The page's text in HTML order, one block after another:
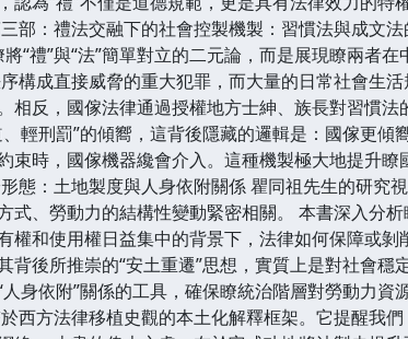
部：禮法交融下的社會控製機製：習慣法與成文
“禮”與“法”簡單對立的二元論，而是展現瞭兩者
構成直接威脅的重大犯罪，而大量的日常社會生
反，國傢法律通過授權地方士紳、族長對習慣法
輕刑罰”的傾嚮，這背後隱藏的邏輯是：國傢更傾
時，國傢機器纔會介入。這種機製極大地提升瞭
態：土地製度與人身依附關係 瞿同祖先生的研究
、勞動力的結構性變動緊密相關。 本書深入分
和使用權日益集中的背景下，法律如何保障或剝
後所推崇的“安土重遷”思想，實質上是對社會穩
身依附”關係的工具，確保瞭統治階層對勞動力資
西方法律移植史觀的本土化解釋框架。它提醒我